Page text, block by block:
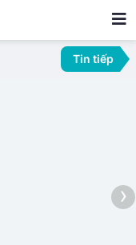
Tin tiếp
›